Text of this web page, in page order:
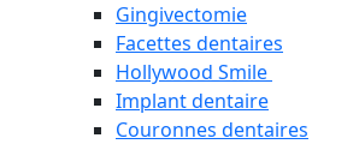
Gingivectomie
Facettes dentaires
Hollywood Smile
Implant dentaire
Couronnes dentaires